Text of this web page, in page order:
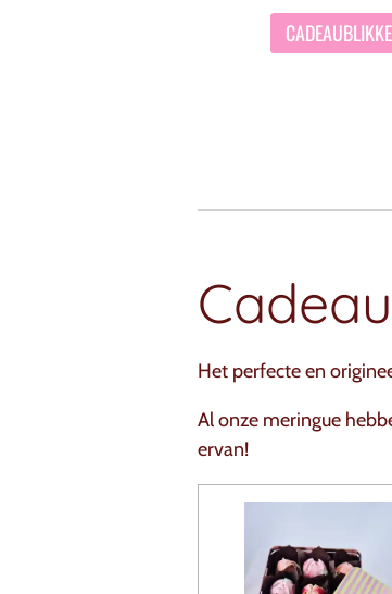
Het perfecte en
Al onze meringue
ervan!